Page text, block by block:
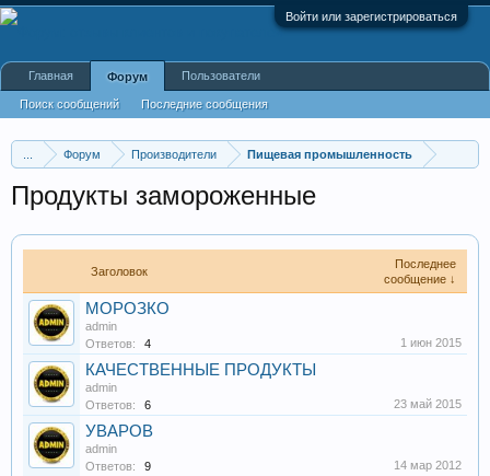
Войти или зарегистрироваться
Форум Производители Пищевая промышленность
Продукты замороженные
Заголовок
Последнее
сообщение ↓
МОРОЗКО
admin
Ответов:
4 1 июн 2015
КАЧЕСТВЕННЫЕ ПРОДУКТЫ
admin
Ответов:
6 23 май 2015
УВАРОВ
admin
Ответов:
9 14 мар 2012
Главная Форум
Поиск сообщений Последние сообщения
Пользователи